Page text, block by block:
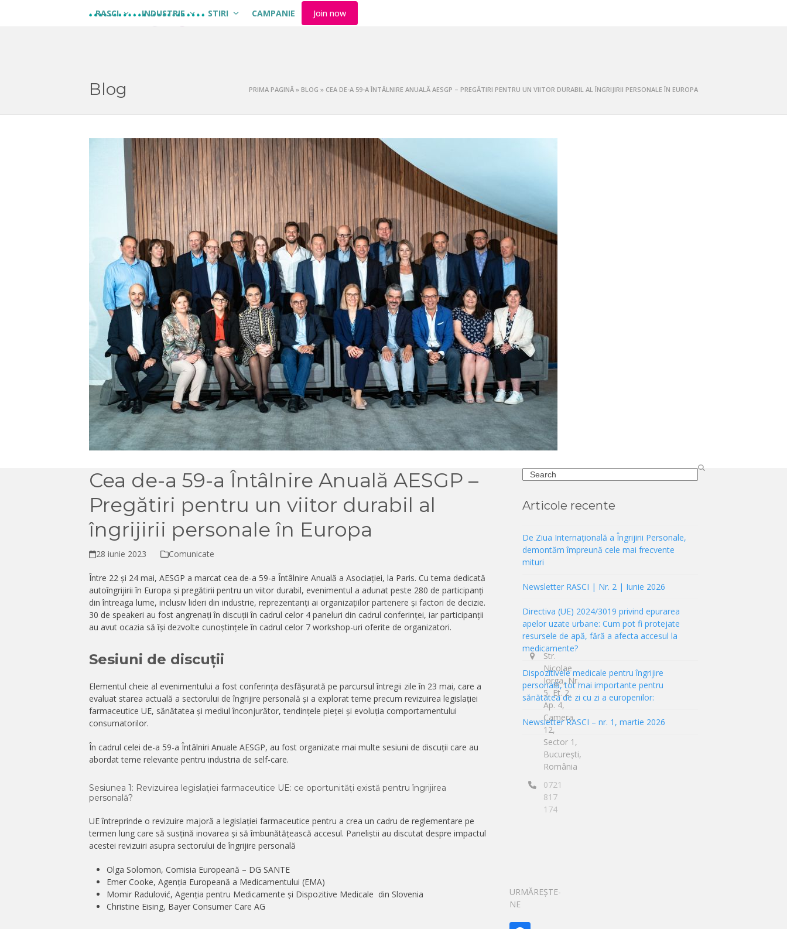
RASCI INDUSTRIE STIRI CAMPANIE Join now
Blog PRIMA PAGINĂ » BLOG » CEA DE-A 59-A ÎNTÂLNIRE ANUALĂ AESGP – PREGĂTIRI PENTRU UN VIITOR DURABIL AL ÎNGRIJIRII PERSONALE ÎN EUROPA
Cea de-a 59-a Întâlnire Anuală AESGP –
Pregătiri pentru un viitor durabil al
îngrijirii personale în Europa
28 iunie 2023 Comunicate
Între 22 și 24 mai, AESGP a marcat cea de-a 59-a Întâlnire Anuală a Asociației, la Paris. Cu tema dedicată
autoîngrijirii în Europa și pregătirii pentru un viitor durabil, evenimentul a adunat peste 280 de participanți
din întreaga lume, inclusiv lideri din industrie, reprezentanți ai organizațiilor partenere și factori de decizie.
30 de speakeri au fost angrenați în discuții în cadrul celor 4 paneluri din cadrul conferinței, iar participanții
au avut ocazia să își dezvolte cunoștințele în cadrul celor 7 workshop-uri oferite de organizatori.
Sesiuni de discuții
Elementul cheie al evenimentului a fost conferința desfășurată pe parcursul întregii zile în 23 mai, care a
evaluat starea actuală a sectorului de îngrijire personală și a explorat teme precum revizuirea legislației
farmaceutice UE, sănătatea și mediul înconjurător, tendințele pieței și evoluția comportamentului
consumatorilor.
În cadrul celei de-a 59-a Întâlniri Anuale AESGP, au fost organizate mai multe sesiuni de discuții care au
abordat teme relevante pentru industria de self-care.
Sesiunea 1: Revizuirea legislației farmaceutice UE: ce oportunități există pentru îngrijirea
personală?
UE întreprinde o revizuire majoră a legislației farmaceutice pentru a crea un cadru de reglementare pe
termen lung care să susțină inovarea și să îmbunătățească accesul. Paneliștii au discutat despre impactul
acestei revizuiri asupra sectorului de îngrijire personală
Olga Solomon, Comisia Europeană – DG SANTE
Emer Cooke, Agenția Europeană a Medicamentului (EMA)
Momir Radulović, Agenția pentru Medicamente și Dispozitive Medicale din Slovenia
Christine Eising, Bayer Consumer Care AG
Search
Articole recente
De Ziua Internațională a Îngrijirii Personale,
demontăm împreună cele mai frecvente
mituri
Newsletter RASCI | Nr. 2 | Iunie 2026
Directiva (UE) 2024/3019 privind epurarea
apelor uzate urbane: Cum pot fi protejate
resursele de apă, fără a afecta accesul la
medicamente?
Dispozitivele medicale pentru îngrijire
personală, tot mai importante pentru
sănătatea de zi cu zi a europenilor:
Newsletter RASCI – nr. 1, martie 2026
Str.
Nicolae
Iorga, Nr.
5, Et. 2,
Ap. 4,
Camera
12,
Sector 1,
București,
România
0721
817
174
URMĂREȘTE-
NE